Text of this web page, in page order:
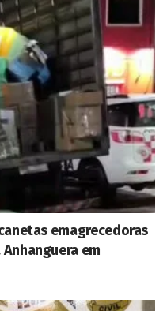
emagrecedoras
em